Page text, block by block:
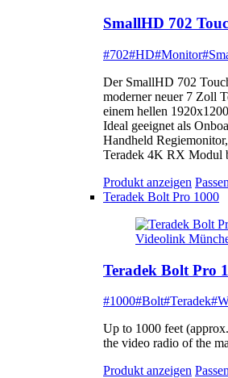
SmallHD 702
#702#HD#Monitor
Der SmallHD 702
moderner neuer 7 Zoll
einem hellen
Ideal geeignet als
Handheld
Teradek 4K RX Modul
Produkt anzeigen
Teradek Bolt Pro 1000
Teradek Bolt Pro
#1000#Bolt#Teradek
Up to 1000 feet
the video radio of the
Produkt anzeigen